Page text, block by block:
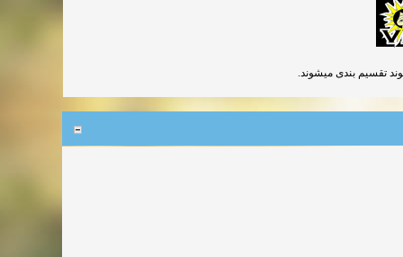
تقسیم بندی میشوند.